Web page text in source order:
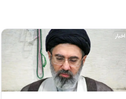
اخبار